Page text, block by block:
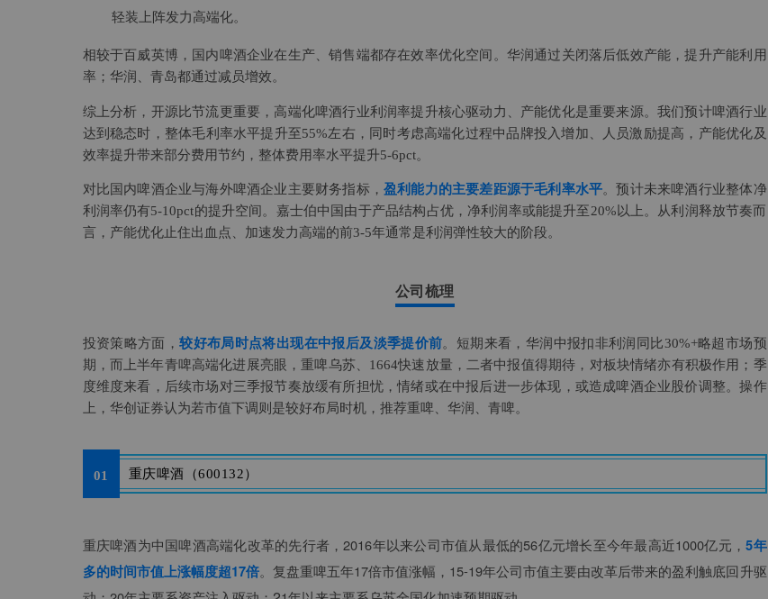
轻装上阵发力高端化。
相较于百威英博，国内啤酒企业在生产、销售端都存在效率优化空间。华润通过关闭落后低效产能，提升产能利用
率；华润、青岛都通过减员增效。
综上分析，开源比节流更重要，高端化啤酒行业利润率提升核心驱动力、产能优化是重要来源。我们预计啤酒行业
达到稳态时，整体毛利率水平提升至55%左右，同时考虑高端化过程中品牌投入增加、人员激励提高，产能优化及
效率提升带来部分费用节约，整体费用率水平提升5-6pct。
对比国内啤酒企业与海外啤酒企业主要财务指标， 盈利能力的主要差距源于毛利率水平。预计未来啤酒行业整体净
利润率仍有5-10pct的提升空间。嘉士伯中国由于产品结构占优，净利润率或能提升至20%以上。从利润释放节奏而
言，产能优化止住出血点、加速发力高端的前3-5年通常是利润弹性较大的阶段。
公司梳理
投资策略方面，较好布局时点将出现在中报后及淡季提价前。短期来看，华润中报扣非利润同比30%+略超市场预
期，而上半年青啤高端化进展亮眼，重啤乌苏、1664快速放量，二者中报值得期待，对板块情绪亦有积极作用；季
度维度来看，后续市场对三季报节奏放缓有所担忧，情绪或在中报后进一步体现，或造成啤酒企业股价调整。操作
上，华创证券认为若市值下调则是较好布局时机，推荐重啤、华润、青啤。
01 重庆啤酒（600132）
重庆啤酒为中国啤酒高端化改革的先行者，2016年以来公司市值从最低的56亿元增长至今年最高近1000亿元，5年
多的时间市值上涨幅度超17倍。 复盘重啤五年17倍市值涨幅，15-19年公司市值主要由改革后带来的盈利触底回升驱